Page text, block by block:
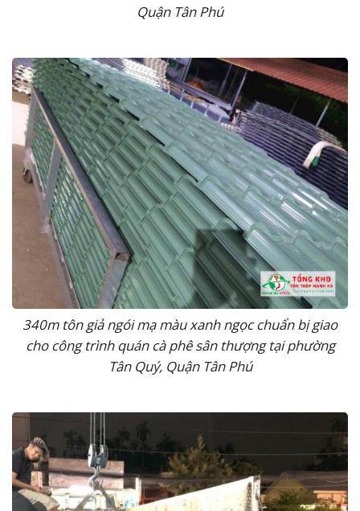
Quận Tân Phú
340m tôn giả ngói mạ màu xanh ngọc chuẩn bị giao
cho công trình quán cà phê sân thượng tại phường
Tân Quý, Quận Tân Phú